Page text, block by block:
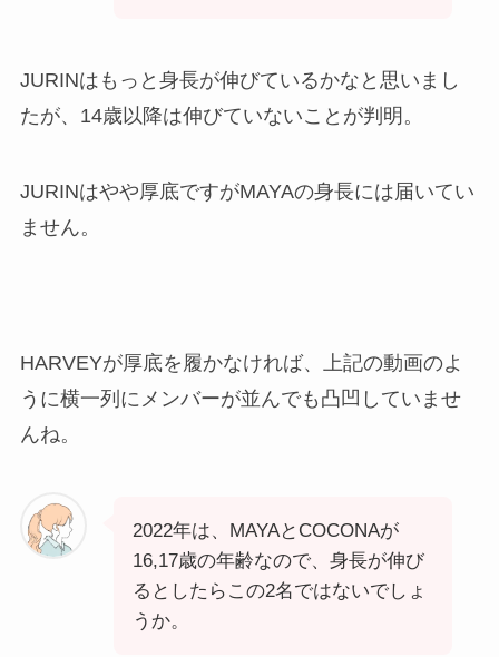
JURINはもっと身長が伸びているかなと思いまし
たが、14歳以降は伸びていないことが判明。
JURINはやや厚底ですがMAYAの身長には届いてい
ません。
HARVEYが厚底を履かなければ、上記の動画のよ
うに横一列にメンバーが並んでも凸凹していませ
んね。
2022年は、MAYAとCOCONAが
16,17歳の年齢なので、身長が伸び
るとしたらこの2名ではないでしょ
うか。